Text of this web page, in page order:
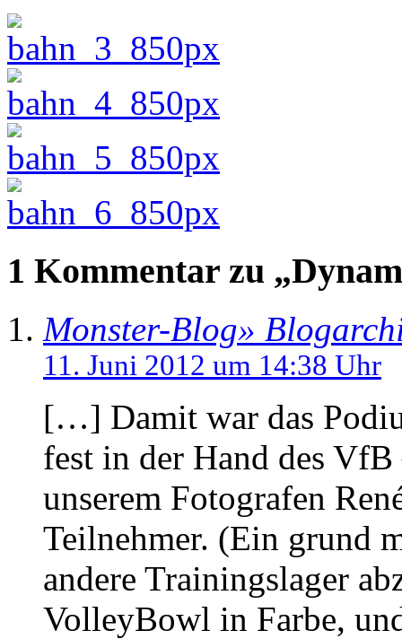
1 Kommentar zu
Monster-Blog»
11. Juni 2012 um 14:38 Uhr
[…] Damit war das
fest in der Hand des
unserem Fotografen
Teilnehmer. (Ein grund
andere Trainingslager
VolleyBowl in Farbe,